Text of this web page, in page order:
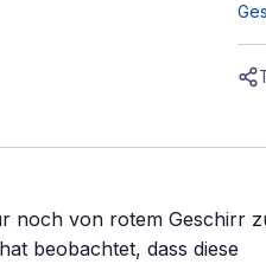
noch von rotem Geschirr
beobachtet, dass diese